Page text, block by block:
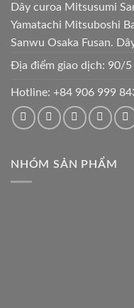
Dây curoa Mitsusumi
Yamatachi Mitsuboshi
Sanwu Osaka Fusan.
Địa điểm giao dịch: 90/5
Hotline: +84 906 999
NHÓM SẢN PHẨM